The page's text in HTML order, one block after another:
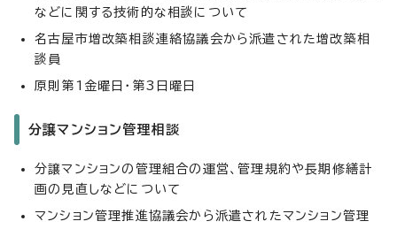
などに関する技術的な相談について
名古屋市増改築相談連絡協議会から派遣された増改築相
談員
原則第1金曜日・第3日曜日
分譲マンション管理相談
分譲マンションの管理組合の運営、管理規約や長期修繕計
画の見直しなどについて
マンション管理推進協議会から派遣されたマンション管理